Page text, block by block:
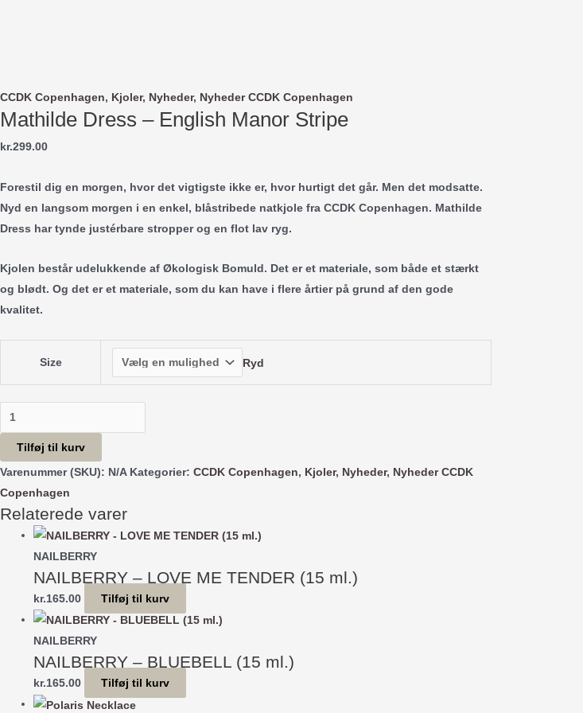
CCDK Copenhagen, Kjoler, Nyheder, Nyheder CCDK Copenhagen
Mathilde Dress – English Manor Stripe
kr.299.00
Forestil dig en morgen, hvor det vigtigste ikke er, hvor hurtigt det går. Men det modsatte.
Nyd en langsom morgen i en enkel, blåstribede natkjole fra CCDK Copenhagen. Mathilde
Dress har tynde justérbare stropper og en flot lav ryg.
Kjolen består udelukkende af Økologisk Bomuld. Det er et materiale, som både et stærkt
og blødt. Og det er et materiale, som du kan have i flere årtier på grund af den gode
kvalitet.
Size Ryd
Mathilde
Dress
English
Manor
Stripe
antal
Tilføj til kurv
Varenummer (SKU): N/A Kategorier: CCDK Copenhagen, Kjoler, Nyheder, Nyheder CCDK
Copenhagen
Relaterede varer
NAILBERRY
NAILBERRY – LOVE ME TENDER (15 ml.)
kr.165.00 Tilføj til kurv
NAILBERRY
NAILBERRY – BLUEBELL (15 ml.)
kr.165.00 Tilføj til kurv